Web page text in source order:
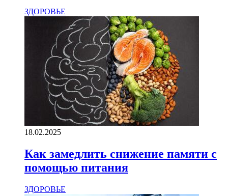
ЗДОРОВЬЕ
18.02.2025
Как замедлить снижение памяти с
помощью питания
ЗДОРОВЬЕ